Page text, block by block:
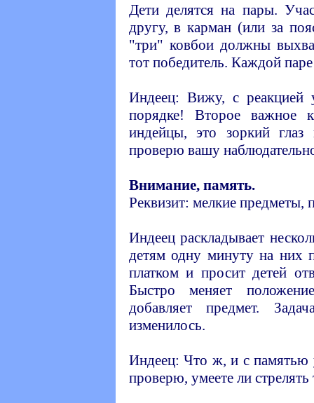
Дети делятся на пары.
другу, в карман (или за
"три" ковбои должны
тот победитель. Каждой
Индеец: Вижу, с реакцией
порядке! Второе важное
индейцы, это зоркий
проверю вашу
Внимание, память.
Реквизит: мелкие предметы,
Индеец раскладывает
детям одну минуту на них
платком и просит детей
Быстро меняет
добавляет предмет.
изменилось.
Индеец: Что ж, и с памятью
проверю, умеете ли